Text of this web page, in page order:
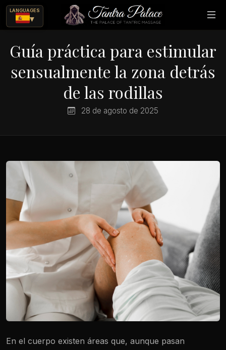
LANGUAGES
▾
eróticos?
Guía práctica para estimular
sensualmente la zona detrás
de las rodillas
28 de agosto de 2025
En el cuerpo existen áreas que, aunque pasan